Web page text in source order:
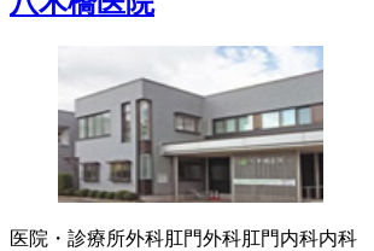
医院・診療所外科肛門外科肛門内科内科